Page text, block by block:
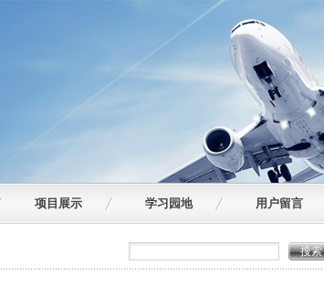
项目展示 学习园地 用户留言